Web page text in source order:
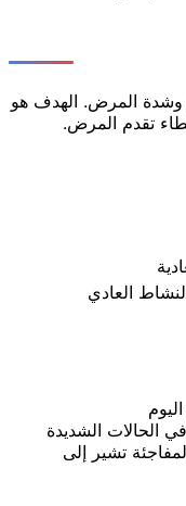
وشدة المرض. الهدف هو
تقدم المرض.
العادي
تشير إلى